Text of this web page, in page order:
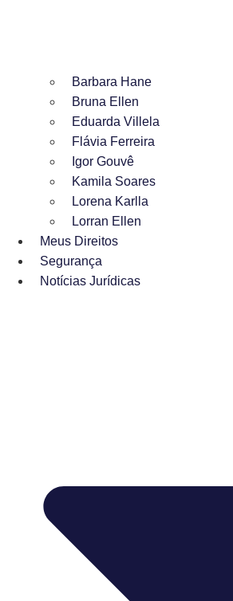
Barbara Hane
Bruna Ellen
Eduarda Villela
Flávia Ferreira
Igor Gouvê
Kamila Soares
Lorena Karlla
Lorran Ellen
Meus Direitos
Segurança
Notícias Jurídicas